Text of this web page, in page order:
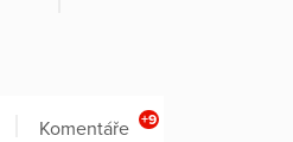
Komentáře +9